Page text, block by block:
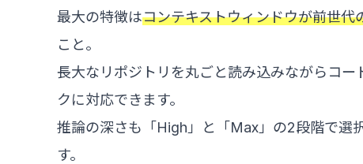
最大の特徴はコンテキストウィンドウが前世
こと。
長大なリポジトリを丸ごと読み込みながらコ
クに対応できます。
推論の深さも「High」と「Max」の2段階で選
す。